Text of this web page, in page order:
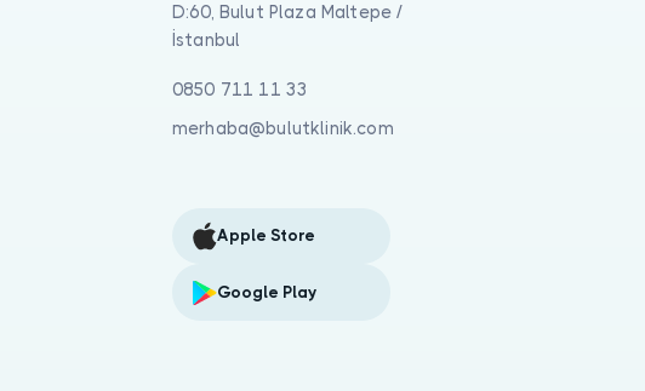
D:60, Bulut Plaza Maltepe /
İstanbul
0850 711 11 33
merhaba@bulutklinik.com
Apple Store
Google Play